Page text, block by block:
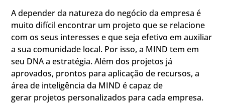
A depender da natureza do negócio da empresa é
muito difícil encontrar um projeto que se relacione
com os seus interesses e que seja efetivo em auxiliar
a sua comunidade local. Por isso, a MIND tem em
seu DNA a estratégia. Além dos projetos já
aprovados, prontos para aplicação de recursos, a
área de inteligência da MIND é capaz de
gerar projetos personalizados para cada empresa.